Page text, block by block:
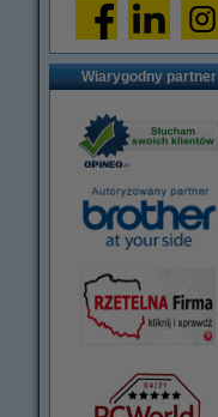
Wiarygodny partner